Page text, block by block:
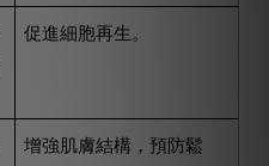
促進細胞再生。
增強肌膚結構，預防鬆